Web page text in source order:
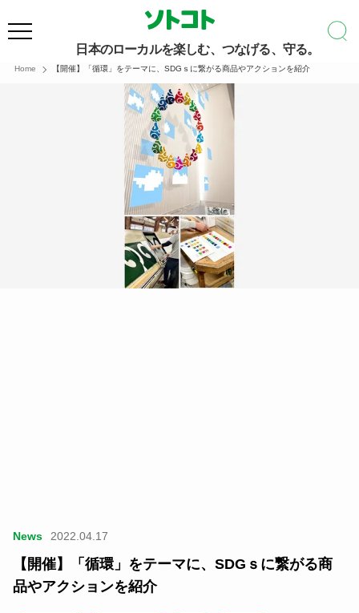
日本のローカルを楽しむ、つなげる、守る。
Home 【開催】「循環」をテーマに、SDGｓに繋がる商品やアクションを紹介
News 2022.04.17
【開催】「循環」をテーマに、SDGｓに繋がる商
品やアクションを紹介